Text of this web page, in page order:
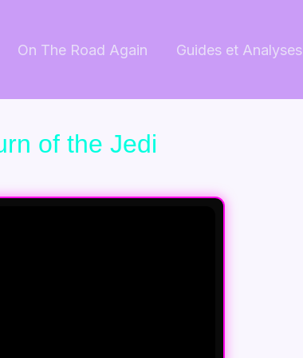
On The Road Again Guides et Analyses
of the Jedi